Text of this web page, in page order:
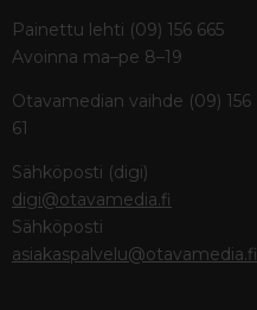
Painettu lehti (09) 156 665
Avoinna ma–pe 8–19
Otavamedian vaihde (09) 156
61
Sähköposti (digi)
digi@otavamedia.fi
Sähköposti
asiakaspalvelu@otavamedia.fi